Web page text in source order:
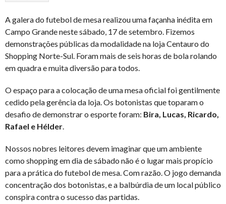
A galera do futebol de mesa realizou uma façanha inédita em
Campo Grande neste sábado, 17 de setembro. Fizemos
demonstrações públicas da modalidade na loja Centauro do
Shopping Norte-Sul. Foram mais de seis horas de bola rolando
em quadra e muita diversão para todos.
O espaço para a colocação de uma mesa oficial foi gentilmente
cedido pela gerência da loja. Os botonistas que toparam o
desafio de demonstrar o esporte foram: Bira, Lucas, Ricardo,
Rafael e Hélder
Nossos nobres leitores devem imaginar que um ambiente
como shopping em dia de sábado não é o lugar mais propício
para a prática do futebol de mesa. Com razão. O jogo demanda
concentração dos botonistas, e a balbúrdia de um local público
conspira contra o sucesso das partidas.